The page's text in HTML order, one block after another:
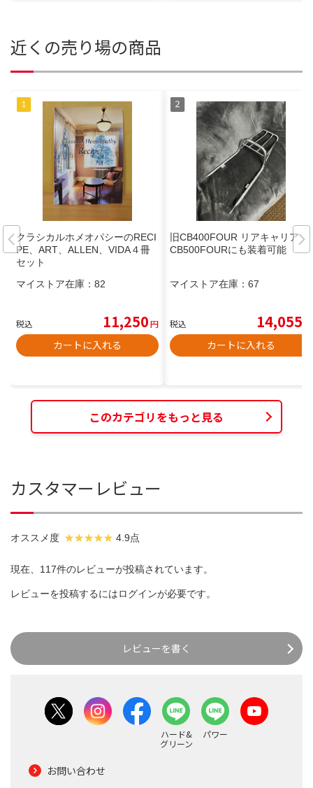
近くの売り場の商品
クラシカルホメオパシーのRECI
PE、ART、ALLEN、VIDA４冊
セット
マイストア在庫： 82
税込 11,250円
カートに入れる
旧CB400FOUR リアキャリア
CB500FOURにも装着可能
マイストア在庫： 67
税込 14,055
カートに入れる
このカテゴリをもっと見る
カスタマーレビュー
オススメ度 4.9点
現在、117件のレビューが投稿されています。
レビューを投稿するにはログインが必要です。
レビューを書く
ハード&
グリーン
パワー
お問い合わせ